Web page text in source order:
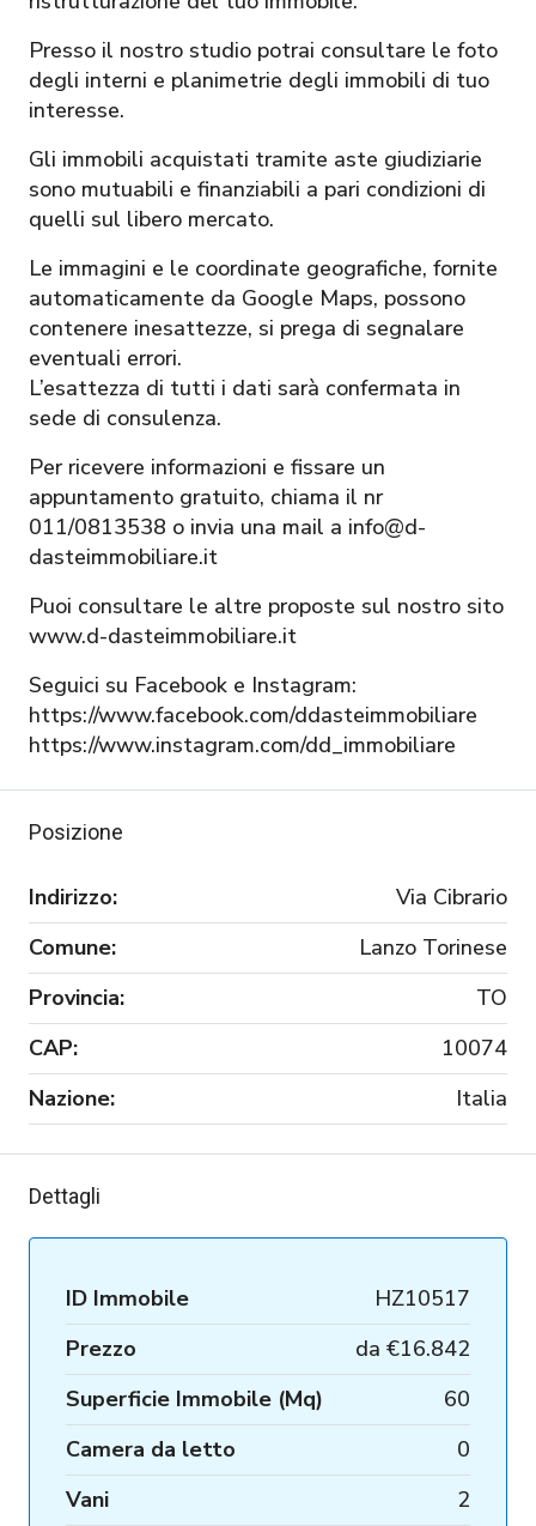
Presso il nostro studio potrai consultare le foto
degli interni e planimetrie degli immobili di tuo
interesse.
Gli immobili acquistati tramite aste giudiziarie
sono mutuabili e finanziabili a pari condizioni di
quelli sul libero mercato.
Le immagini e le coordinate geografiche, fornite
automaticamente da Google Maps, possono
contenere inesattezze, si prega di segnalare
eventuali errori.
L’esattezza di tutti i dati sarà confermata in
sede di consulenza.
Per ricevere informazioni e fissare un
appuntamento gratuito, chiama il nr
011/0813538 o invia una mail a info@d-
dasteimmobiliare.it
Puoi consultare le altre proposte sul nostro sito
www.d-dasteimmobiliare.it
Seguici su Facebook e Instagram:
https://www.facebook.com/ddasteimmobiliare
https://www.instagram.com/dd_immobiliare
Posizione
Indirizzo:
Via Cibrario
Comune:
Lanzo Torinese
Provincia:
TO
CAP:
10074
Nazione:
Italia
Dettagli
ID Immobile
HZ10517
Prezzo
da €16.842
Superficie Immobile (Mq)
60
Camera da letto
0
Vani
2